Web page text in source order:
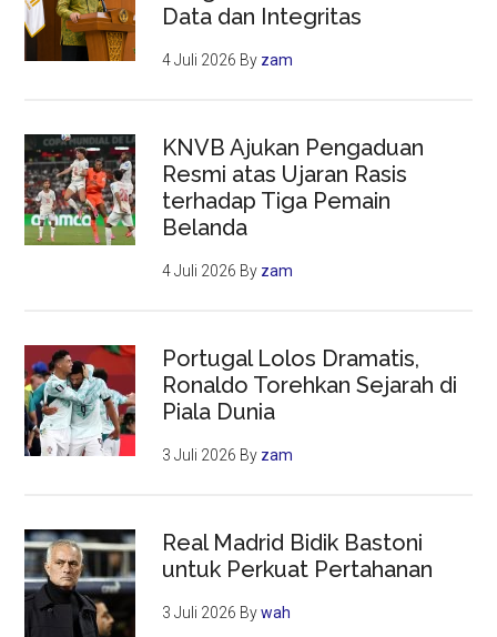
Data dan Integritas
4 Juli 2026 By zam
KNVB Ajukan Pengaduan
Resmi atas Ujaran Rasis
terhadap Tiga Pemain
Belanda
4 Juli 2026 By zam
Portugal Lolos Dramatis,
Ronaldo Torehkan Sejarah di
Piala Dunia
3 Juli 2026 By zam
Real Madrid Bidik Bastoni
untuk Perkuat Pertahanan
3 Juli 2026 Bywah